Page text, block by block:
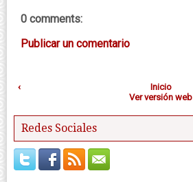
0 comments:
Publicar un comentario
‹
Inicio
Ver versión web
Redes Sociales